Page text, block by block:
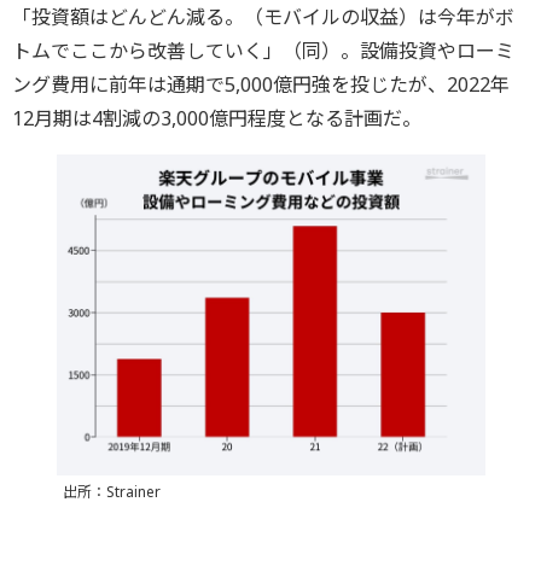
「投資額はどんどん減る。（モバイルの収益）は今年がボ
トムでここから改善していく」（同）。設備投資やローミ
ング費用に前年は通期で5,000億円強を投じたが、2022年
12月期は4割減の3,000億円程度となる計画だ。
出所：Strainer